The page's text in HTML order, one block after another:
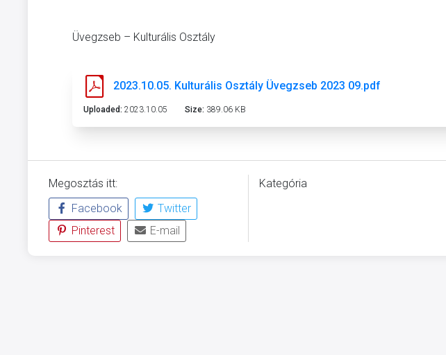
Üvegzseb – Kulturális Osztály
2023.10.05. Kulturális Osztály Üvegzseb 2023 09.pdf
Uploaded: 2023.10.05 Size: 389.06 KB
Megosztás itt:
Facebook
Twitter
Pinterest
E-mail
Kategória